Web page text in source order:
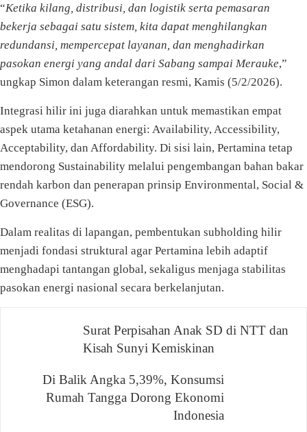
“Ketika kilang, distribusi, dan logistik serta pemasaran
bekerja sebagai satu sistem, kita dapat menghilangkan
redundansi, mempercepat layanan, dan menghadirkan
pasokan energi yang andal dari Sabang sampai Merauke,”
ungkap Simon dalam keterangan resmi, Kamis (5/2/2026).
Integrasi hilir ini juga diarahkan untuk memastikan empat
aspek utama ketahanan energi: Availability, Accessibility,
Acceptability, dan Affordability. Di sisi lain, Pertamina tetap
mendorong Sustainability melalui pengembangan bahan bakar
rendah karbon dan penerapan prinsip Environmental, Social &
Governance (ESG).
Dalam realitas di lapangan, pembentukan subholding hilir
menjadi fondasi struktural agar Pertamina lebih adaptif
menghadapi tantangan global, sekaligus menjaga stabilitas
pasokan energi nasional secara berkelanjutan.
NavigasiSurat Perpisahan Anak SD di NTT dan
Kisah Sunyi Kemiskinan
Di Balik Angka 5,39%, Konsumsi
Rumah Tangga Dorong Ekonomi
Indonesia